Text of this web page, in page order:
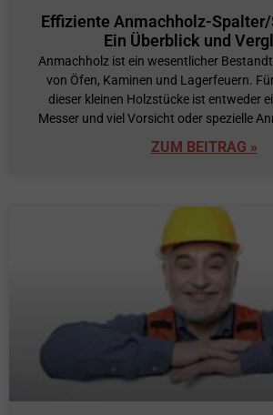
Effiziente Anmachholz-
Ein Überblick und
Anmachholz ist ein wesentlicher
von Öfen, Kaminen und Lagerfeuern.
dieser kleinen Holzstücke ist entweder
Messer und viel Vorsicht oder spezielle
ZUM BEITRAG »